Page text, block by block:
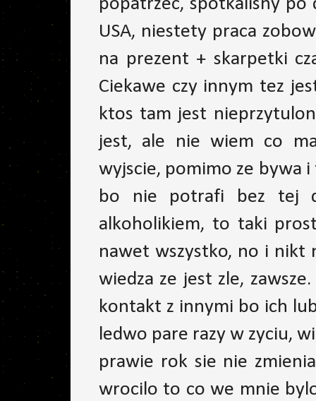
popatrzec, spotkalisny
USA, niestety praca
na prezent + skarpetki
Ciekawe czy innym tez
ktos tam jest
jest, ale nie wiem co
wyjscie, pomimo ze bywa
bo nie potrafi bez tej
alkoholikiem, to taki
nawet wszystko, no i nikt
wiedza ze jest zle,
kontakt z innymi bo ich
ledwo pare razy w zyciu,
prawie rok sie nie
wrocilo to co we mnie